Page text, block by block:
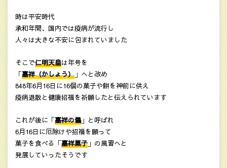
時は平安時代
承和年間、国内では疫病が流行し
人々は大きな不安に包まれていました
そこで仁明天皇は年号を
「嘉祥（かしょう） 」へと改め
848年6月16日に16個の菓子や餅を神前に供え
疫病退散と健康招福を祈願したと伝えられています
これが後に「嘉祥の儀」と呼ばれ
6月16日に厄除けや招福を願って
菓子を食べる「嘉祥菓子 」の風習へと
発展していったそうです